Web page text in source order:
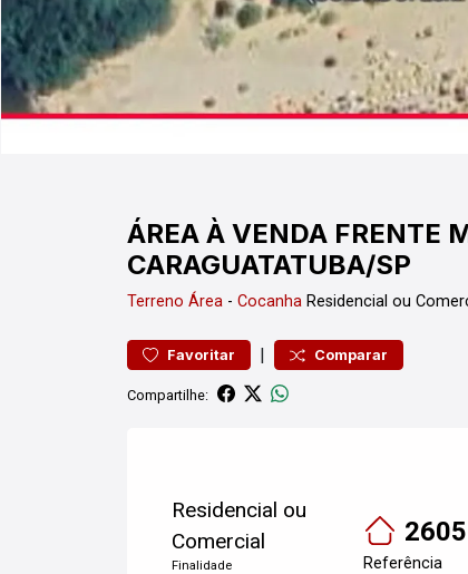
ÁREA À VENDA FRENTE
CARAGUATATUBA/SP
Terreno Área - Cocanha Residencial ou
Favoritar | Comparar
Compartilhe:
Residencial ou
Comercial
Finalidade Referência